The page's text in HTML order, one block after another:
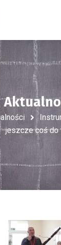
jeszcze coś do